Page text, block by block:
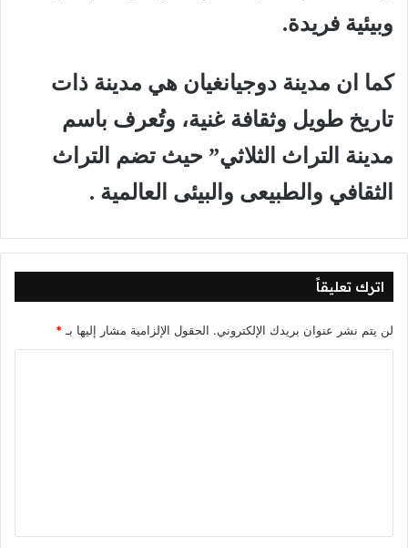
وبيئية فريدة.
كما ان مدينة دوجيانغيان هي مدينة ذات
تاريخ طويل وثقافة غنية، وتُعرف باسم
مدينة التراث الثلاثي” حيث تضم التراث
الثقافي والطبيعى والبيئى العالمية .
اترك تعليقاً
لن يتم نشر عنوان بريدك الإلكتروني. الحقول الإلزامية مشار إليها بـ *